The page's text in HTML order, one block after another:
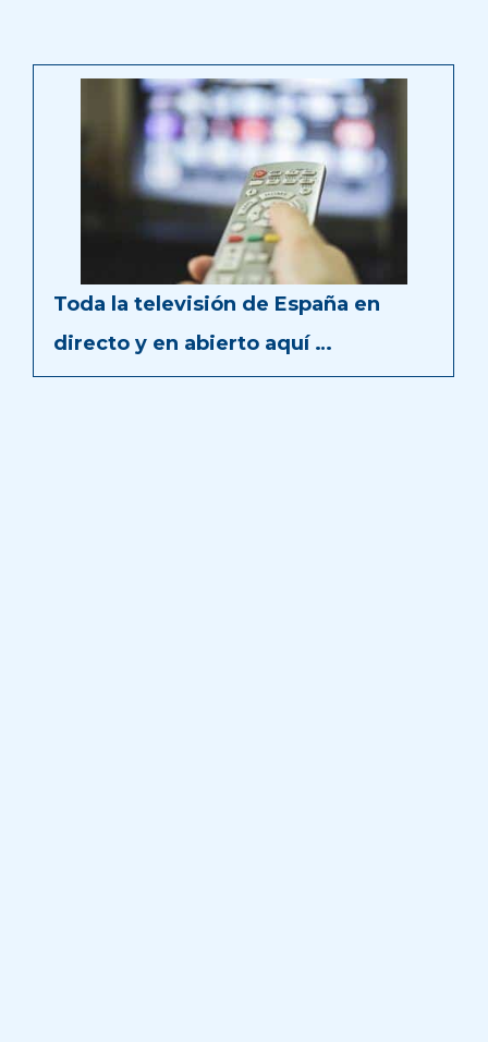
Toda la televisión de España en
directo y en abierto aquí …